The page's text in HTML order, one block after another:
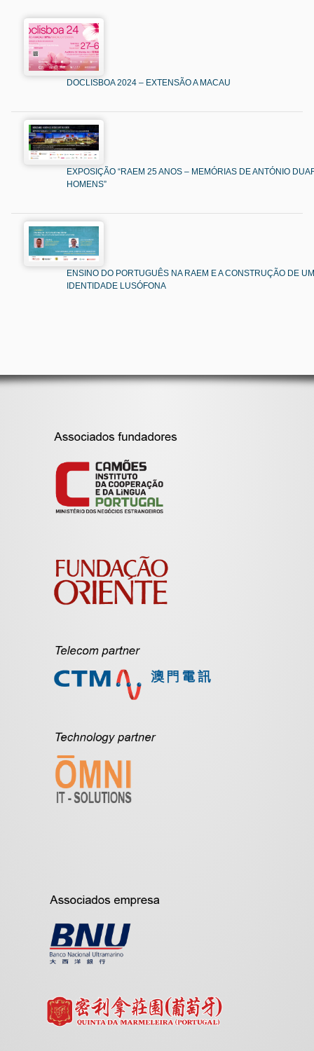
DOCLISBOA 2024 – EXTENSÃO A MACAU
EXPOSIÇÃO “RAEM 25 ANOS – MEMÓRIAS DE ANTÓNIO
HOMENS”
ENSINO DO PORTUGUÊS NA RAEM E A CONSTRUÇÃO DE
IDENTIDADE LUSÓFONA